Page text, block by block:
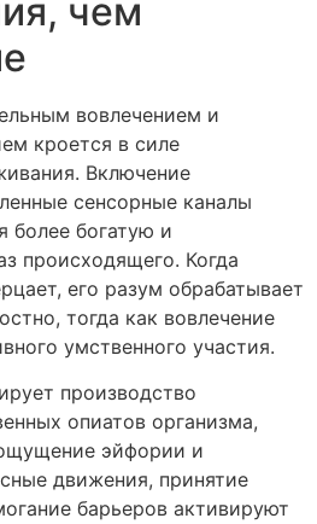
чем
вовлечением и
кроется в силе
Включение
сенсорные каналы
более богатую и
происходящего. Когда
его разум обрабатывает
тогда как вовлечение
умственного участия.
производство
опиатов организма,
эйфории и
движения, принятие
барьеров активируют